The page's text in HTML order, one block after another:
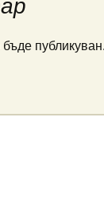
публикуван.